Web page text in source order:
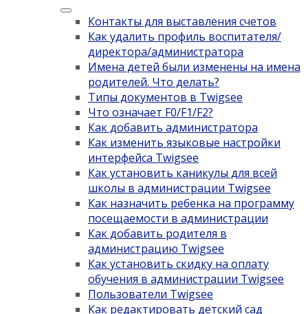
Контакты для выставления счетов
Как удалить профиль воспитателя/
директора/администратора
Имена детей были изменены на имена
родителей. Что делать?
Типы документов в Twigsee
Что означает F0/F1/F2?
Как добавить администратора
Как изменить языковые настройки
интерфейса Twigsee
Как установить каникулы для всей
школы в администрации Twigsee
Как назначить ребенка на программу
посещаемости в администрации
Как добавить родителя в
администрацию Twigsee
Как установить скидку на оплату
обучения в администрации Twigsee
Пользователи Twigsee
Как редактировать детский сад